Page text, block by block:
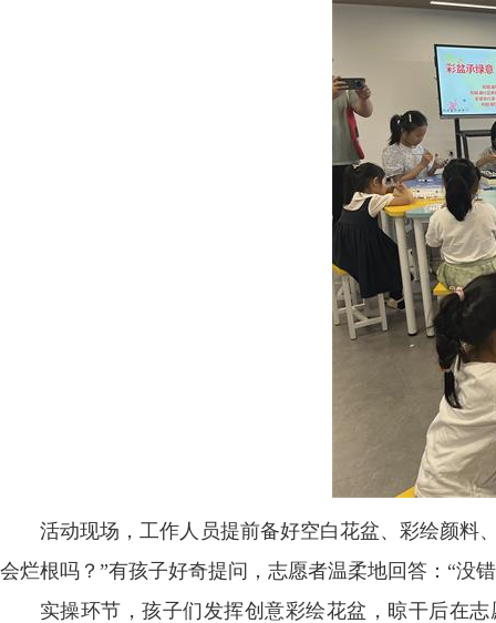
活动现场，工作人员提前备好空白花盆、彩绘颜料
会烂根吗？”有孩子好奇提问，志愿者温柔地回答：“没
实操环节，孩子们发挥创意彩绘花盆，晾干后在